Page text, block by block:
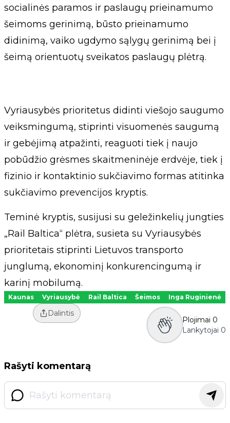
socialinės paramos ir paslaugų prieinamumo
šeimoms gerinimą, būsto prieinamumo
didinimą, vaiko ugdymo sąlygų gerinimą bei į
šeimą orientuotų sveikatos paslaugų plėtrą.
Vyriausybės prioritetus didinti viešojo saugumo
veiksmingumą, stiprinti visuomenės saugumą
ir gebėjimą atpažinti, reaguoti tiek į naujo
pobūdžio grėsmes skaitmeninėje erdvėje, tiek į
fizinio ir kontaktinio sukčiavimo formas atitinka
sukčiavimo prevencijos kryptis.
Teminė kryptis, susijusi su geležinkelių jungties
„Rail Baltica“ plėtra, susieta su Vyriausybės
prioritetais stiprinti Lietuvos transporto
junglumą, ekonominį konkurencingumą ir
karinį mobilumą.
Kaunas Vyriausybė Rail Baltica Šeimos Inga Ruginienė
Dalintis
Plojimai 0
Lankytojai 0
Rašyti komentarą